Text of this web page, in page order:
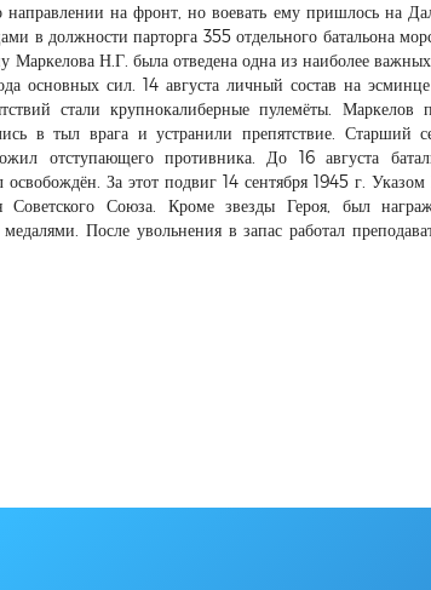
направлении на фронт, но воевать ему пришлось на
в должности парторга 355 отдельного батальона
Маркелова Н.Г. была отведена одна из наиболее
основных сил. 14 августа личный состав на
стали крупнокалиберные пулемёты. Маркелов
в тыл врага и устранили препятствие. Старший
отступающего противника. До 16 августа
За этот подвиг 14 сентября 1945 г.
Союза. Кроме звезды Героя, был
После увольнения в запас работал